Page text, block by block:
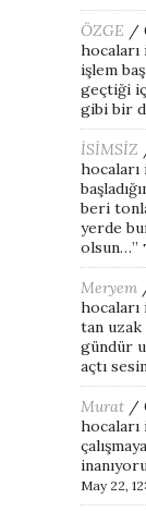
ÖZGE /
hocaları
işlem
geçtiği
gibi bir
İSİMSİZ
hocaları
beri
yerde
olsun…”
Meryem
hocaları
tan
gündür
açtı
Murat /
hocaları
May 22,